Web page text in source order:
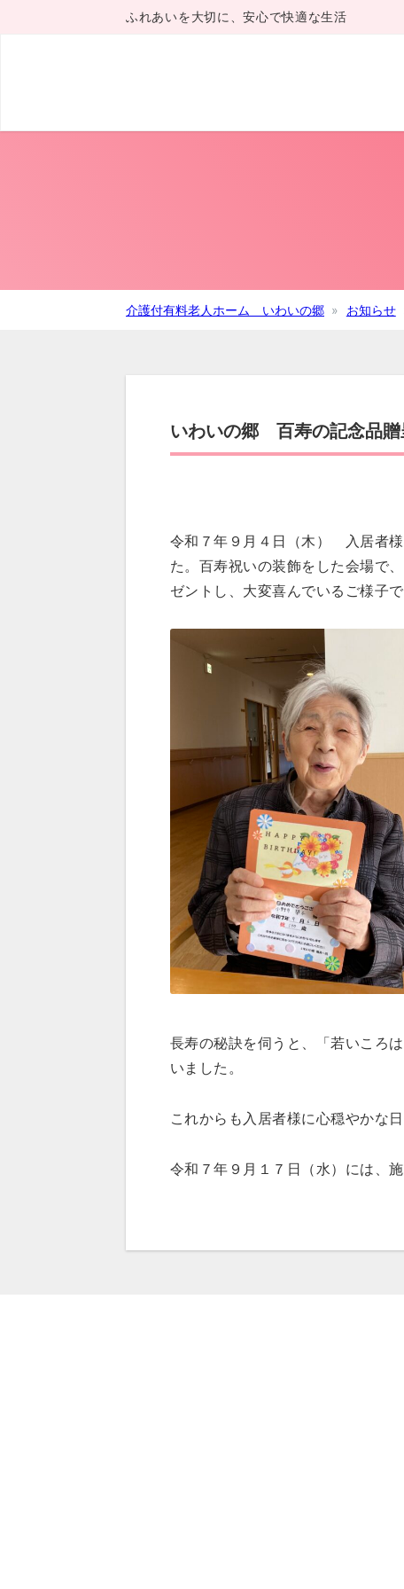
ふれあいを大切に、安心で快適な生活
介護付有料老人ホーム いわいの郷 お知らせ
いわいの郷 百寿の記念品贈
令和７年９月４日（木） 入居者様
た。百寿祝いの装飾をした会場で
ゼントし、大変喜んでいるご様子で
長寿の秘訣を伺うと、「若いころ
いました。
これからも入居者様に心穏やかな
令和７年９月１７日（水）には、